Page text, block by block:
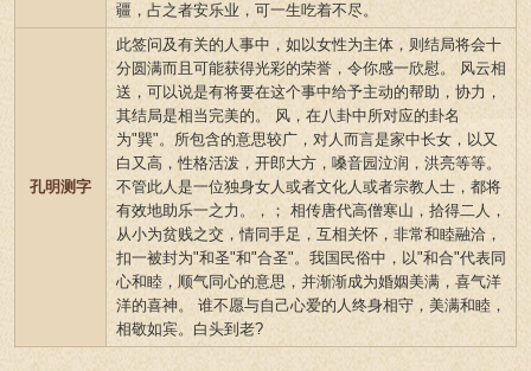
疆，占之者安乐业，可一生吃着不尽。
孔明测字
此签问及有关的人事中，如以女性为主体，则结局将会十
分圆满而且可能获得光彩的荣誉，令你感一欣慰。 风云相
送，可以说是有将要在这个事中给予主动的帮助，协力，
其结局是相当完美的。 风，在八卦中所对应的卦名
为"巽"。所包含的意思较广，对人而言是家中长女，以又
白又高，性格活泼，开郎大方，嗓音园泣润，洪亮等等。
不管此人是一位独身女人或者文化人或者宗教人士，都将
有效地助乐一之力。，； 相传唐代高僧寒山，拾得二人，
从小为贫贱之交，情同手足，互相关怀，非常和睦融洽，
扣一被封为"和圣"和"合圣"。我国民俗中，以"和合"代表同
心和睦，顺气同心的意思，并渐渐成为婚姻美满，喜气洋
洋的喜神。 谁不愿与自己心爱的人终身相守，美满和睦，
相敬如宾。白头到老?